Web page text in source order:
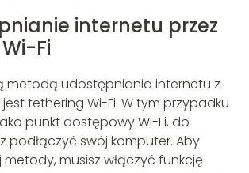
internetu przez
Fi
metodą udostępniania internetu z
tethering Wi-Fi. W tym przypadku
punkt dostępowy Wi-Fi, do
podłączyć swój komputer. Aby
musisz włączyć funkcję